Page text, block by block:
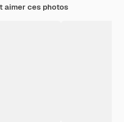
aimer ces photos